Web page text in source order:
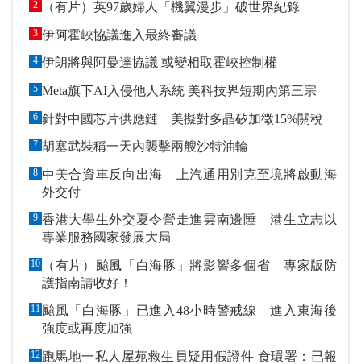
2 （有片）英97歲婦人「機翼漫步」破世界紀錄
3 伊阿霍峽協議進入最終審議
4 伊朗將與阿曼達協議 或變相取霍峽控制權
5 Meta旗下AI入侵他人系統 美科技界短期內第三宗
6 針對中國芯片供應鏈 美擬對多晶矽加徵15%關稅
7 胡塞武裝稱一天內襲擊兩艘沙特油輪
8 中美合資車反向出海 上汽通用別克至境將啟動海
外交付
9 香港大學生外交夏令營走進雲南邊陲 港生立志以
專業服務國家發展大局
10
（有片）颱風「白海豚」將影響多個省 專家版防
護指南請收好！
11 颱風「白海豚」已進入48小時警戒線 進入東海後
強度或再度加強
12 跑馬地一私人屋苑救生員疑用假證件 食環署：已報